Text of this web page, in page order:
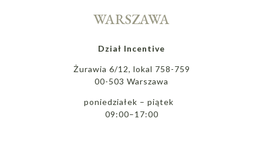
WARSZAWA
Dział Incentive
Żurawia 6/12, lokal 758-759
00-503 Warszawa
poniedziałek – piątek
09:00–17:00